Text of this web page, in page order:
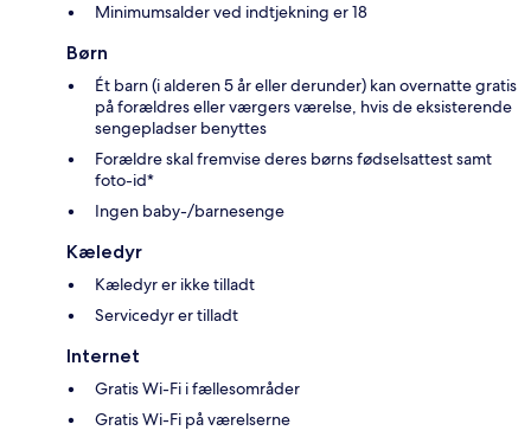
Minimumsalder ved indtjekning er 18
Børn
Ét barn (i alderen 5 år eller derunder) kan overnatte gratis
på forældres eller værgers værelse, hvis de eksisterende
sengepladser benyttes
Forældre skal fremvise deres børns fødselsattest samt
foto-id*
Ingen baby-/barnesenge
Kæledyr
Kæledyr er ikke tilladt
Servicedyr er tilladt
Internet
Gratis Wi-Fi i fællesområder
Gratis Wi-Fi på værelserne